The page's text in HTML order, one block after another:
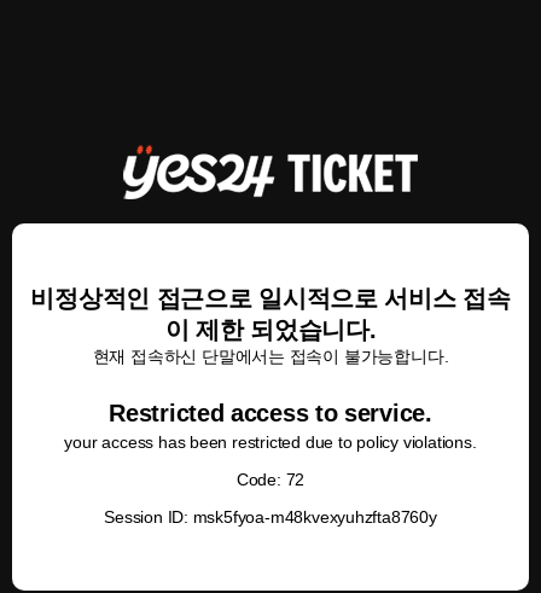
비정상적인 접근으로 일시적으로 서비스 접속
이 제한 되었습니다.
현재 접속하신 단말에서는 접속이 불가능합니다.
Restricted access to service.
your access has been restricted due to policy violations.
Code: 72
Session ID: msk5fyoa-m48kvexyuhzfta8760y